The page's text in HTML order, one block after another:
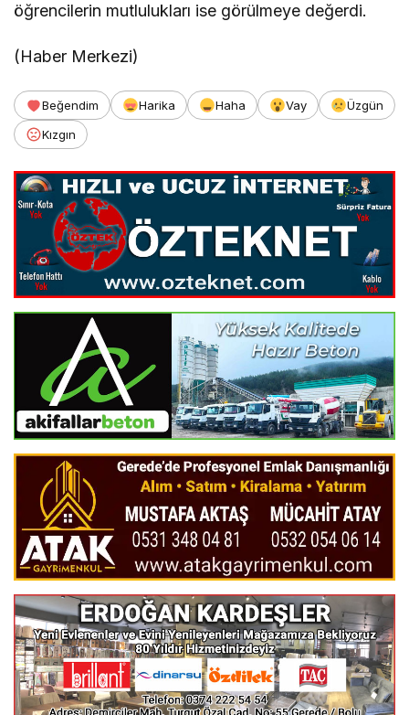
öğrencilerin mutlulukları ise görülmeye değerdi.
(Haber Merkezi)
Beğendim Harika Haha Vay
Üzgün
Kızgın